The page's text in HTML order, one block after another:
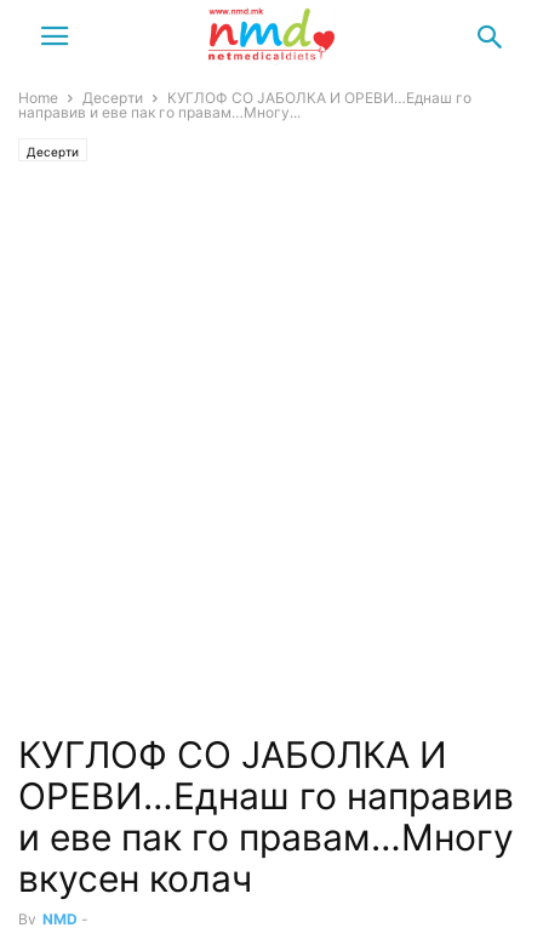
Home Десерти
КУГЛОФ СО ЈАБОЛКА И ОРЕВИ…Еднаш го
направив и еве пак го правам…Многу...
Десерти
КУГЛОФ СО ЈАБОЛКА И
ОРЕВИ…Еднаш го направив
и еве пак го правам…Многу
вкусен колач
By NMD -